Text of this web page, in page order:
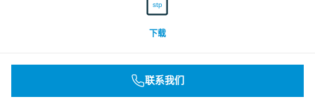
stp
下载
联系我们